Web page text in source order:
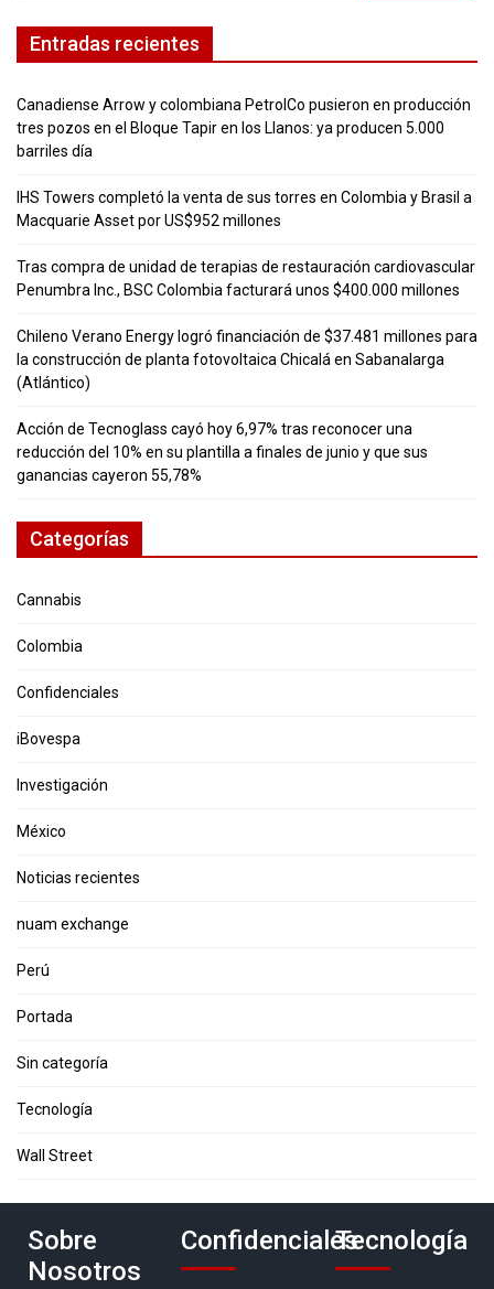
Entradas recientes
Canadiense Arrow y colombiana PetrolCo pusieron en producción
tres pozos en el Bloque Tapir en los Llanos: ya producen 5.000
barriles día
IHS Towers completó la venta de sus torres en Colombia y Brasil a
Macquarie Asset por US$952 millones
Tras compra de unidad de terapias de restauración cardiovascular
Penumbra Inc., BSC Colombia facturará unos $400.000 millones
Chileno Verano Energy logró financiación de $37.481 millones para
la construcción de planta fotovoltaica Chicalá en Sabanalarga
(Atlántico)
Acción de Tecnoglass cayó hoy 6,97% tras reconocer una
reducción del 10% en su plantilla a finales de junio y que sus
ganancias cayeron 55,78%
Categorías
Cannabis
Colombia
Confidenciales
iBovespa
Investigación
México
Noticias recientes
nuam exchange
Perú
Portada
Sin categoría
Tecnología
Wall Street
Sobre
Nosotros
ConfidencialesTecnología